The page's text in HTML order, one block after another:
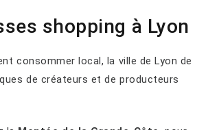
shopping à Lyon
consommer local, la ville de Lyon de
de créateurs et de producteurs